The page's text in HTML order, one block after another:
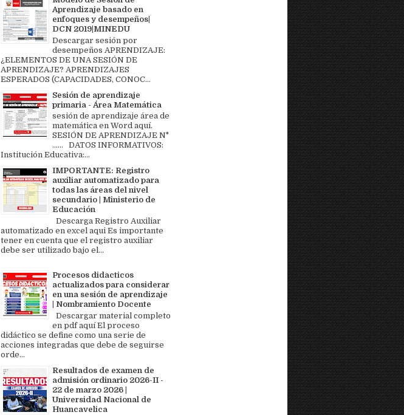
Aprendizaje basado en
enfoques y desempeños|
DCN 2019|MINEDU
Descargar sesión por
desempeños APRENDIZAJE:
¿ELEMENTOS DE UNA SESIÓN DE
APRENDIZAJE? APRENDIZAJES
ESPERADOS (CAPACIDADES, CONOC...
Sesión de aprendizaje
primaria - Área Matemática
sesión de aprendizaje área de
matemática en Word aquí.
SESIÓN DE APRENDIZAJE N°
...... DATOS INFORMATIVOS:
Institución Educativa:...
IMPORTANTE: Registro
auxiliar automatizado para
todas las áreas del nivel
secundario | Ministerio de
Educación
Descarga Registro Auxiliar
automatizado en excel aqui Es importante
tener en cuenta que el registro auxiliar
debe ser utilizado bajo el...
Procesos didacticos
actualizados para considerar
en una sesión de aprendizaje
| Nombramiento Docente
Descargar material completo
en pdf aquí El proceso
didáctico se define como una serie de
acciones integradas que debe de seguirse
orde...
Resultados de examen de
admisión ordinario 2026-II -
22 de marzo 2026 |
Universidad Nacional de
Huancavelica